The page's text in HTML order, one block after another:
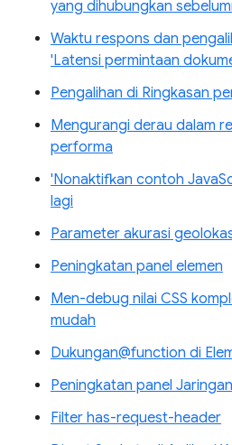
yang dihubungkan
Waktu respons dan
'Latensi permintaan
Pengalihan di Ringkasan
Mengurangi derau dalam
performa
'Nonaktifkan contoh
lagi
Parameter akurasi
Peningkatan panel elemen
Men-debug nilai CSS
mudah
Dukungan@function di
Peningkatan panel Jaringan
Filter has-request-header